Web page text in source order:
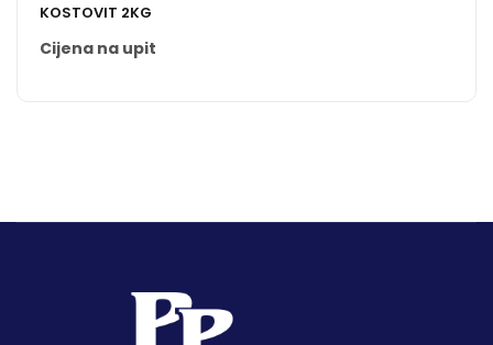
KOSTOVIT 2KG
Cijena na upit